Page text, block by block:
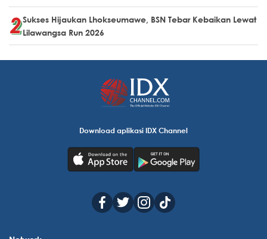
Sukses Hijaukan Lhokseumawe, BSN Tebar Kebaikan Lewat
Lilawangsa Run 2026
Download aplikasi IDX Channel